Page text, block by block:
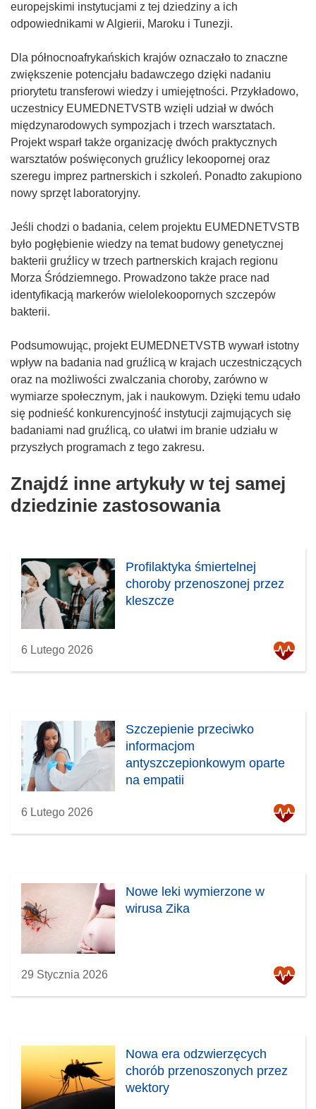
europejskimi instytucjami z tej dziedziny a ich
odpowiednikami w Algierii, Maroku i Tunezji.
Dla północnoafrykańskich krajów oznaczało to znaczne
zwiększenie potencjału badawczego dzięki nadaniu
priorytetu transferowi wiedzy i umiejętności. Przykładowo,
uczestnicy EUMEDNETVSTB wzięli udział w dwóch
międzynarodowych sympozjach i trzech warsztatach.
Projekt wsparł także organizację dwóch praktycznych
warsztatów poświęconych gruźlicy lekoopornej oraz
szeregu imprez partnerskich i szkoleń. Ponadto zakupiono
nowy sprzęt laboratoryjny.
Jeśli chodzi o badania, celem projektu EUMEDNETVSTB
było pogłębienie wiedzy na temat budowy genetycznej
bakterii gruźlicy w trzech partnerskich krajach regionu
Morza Śródziemnego. Prowadzono także prace nad
identyfikacją markerów wielolekoopornych szczepów
bakterii.
Podsumowując, projekt EUMEDNETVSTB wywarł istotny
wpływ na badania nad gruźlicą w krajach uczestniczących
oraz na możliwości zwalczania choroby, zarówno w
wymiarze społecznym, jak i naukowym. Dzięki temu udało
się podnieść konkurencyjność instytucji zajmujących się
badaniami nad gruźlicą, co ułatwi im branie udziału w
przyszłych programach z tego zakresu.
Znajdź inne artykuły w tej samej
dziedzinie zastosowania
Profilaktyka śmiertelnej
choroby przenoszonej przez
kleszcze
6 Lutego 2026
Szczepienie przeciwko
informacjom
antyszczepionkowym oparte
na empatii
6 Lutego 2026
Nowe leki wymierzone w
wirusa Zika
29 Stycznia 2026
Nowa era odzwierzęcych
chorób przenoszonych przez
wektory